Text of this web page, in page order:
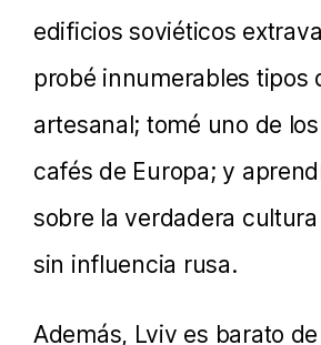
edificios soviéticos
probé innumerables tipos
artesanal; tomé uno de
cafés de Europa; y
sobre la verdadera
sin influencia rusa.
Además, Lviv es barato